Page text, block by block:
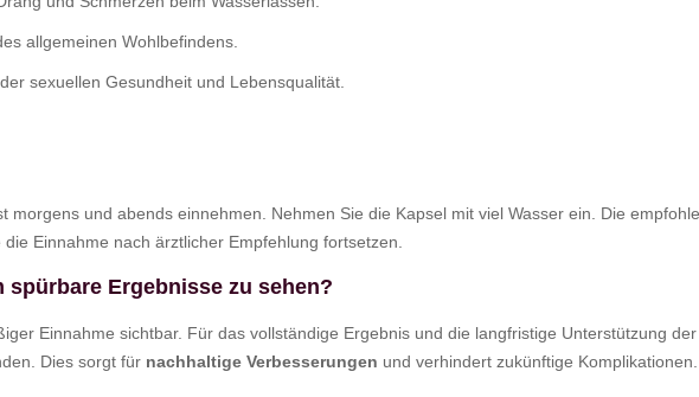
allgemeinen Wohlbefindens.
sexuellen Gesundheit und Lebensqualität.
und abends einnehmen. Nehmen Sie die Kapsel mit viel Wasser ein. Die
Einnahme nach ärztlicher Empfehlung fortsetzen.
Ergebnisse zu sehen?
Einnahme sichtbar. Für das vollständige Ergebnis und die langfristige Unterstützung
Dies sorgt für nachhaltige Verbesserungen und verhindert zukünftige Komplikationen.